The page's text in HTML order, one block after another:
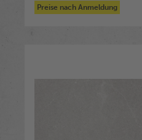
Preise nach Anmeldung